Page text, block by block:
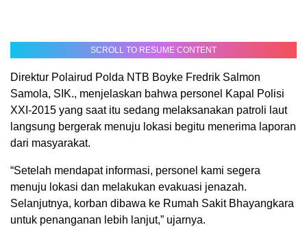
SCROLL TO RESUME CONTENT
Direktur Polairud Polda NTB Boyke Fredrik Salmon
Samola, SIK., menjelaskan bahwa personel Kapal Polisi
XXI-2015 yang saat itu sedang melaksanakan patroli laut
langsung bergerak menuju lokasi begitu menerima laporan
dari masyarakat.
“Setelah mendapat informasi, personel kami segera
menuju lokasi dan melakukan evakuasi jenazah.
Selanjutnya, korban dibawa ke Rumah Sakit Bhayangkara
untuk penanganan lebih lanjut,” ujarnya.